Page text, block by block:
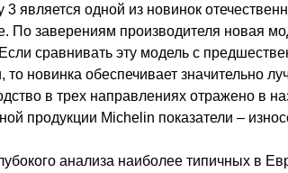
является одной из новинок
По заверениям производителя новая
сравнивать эту модель с
новинка обеспечивает значительно
в трех направлениях отражено в
продукции Michelin показатели –
анализа наиболее типичных в